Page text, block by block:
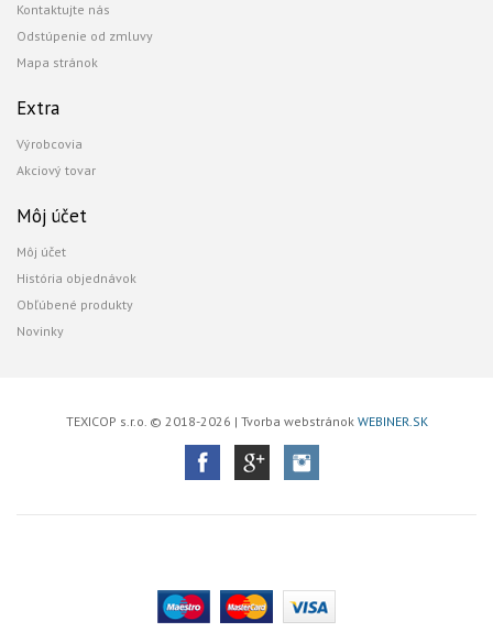
Kontaktujte nás
Odstúpenie od zmluvy
Mapa stránok
Extra
Výrobcovia
Akciový tovar
Môj účet
Môj účet
História objednávok
Obľúbené produkty
Novinky
TEXICOP s.r.o. © 2018-2026 | Tvorba webstránok WEBINER.SK